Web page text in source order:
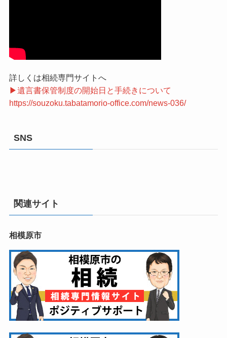
詳しくは相続専門サイトへ
▶遺言書保管制度の開始日と手続きについて
https://souzoku.tabatamorio-office.com/news-036/
SNS
関連サイト
相模原市